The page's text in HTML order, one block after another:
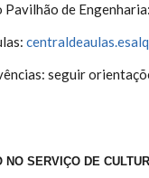
de
seguir
NO SERVIÇO DE